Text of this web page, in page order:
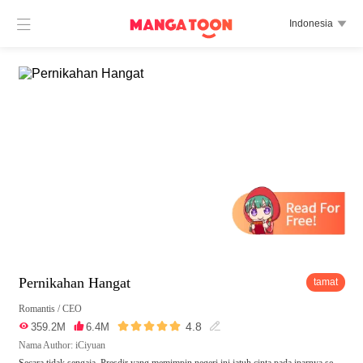
 Indonesia 
Pernikahan Hangat tamat
Romantis /CEO
 359.2M 6.4M  4.8 
Nama Author: iCiyuan